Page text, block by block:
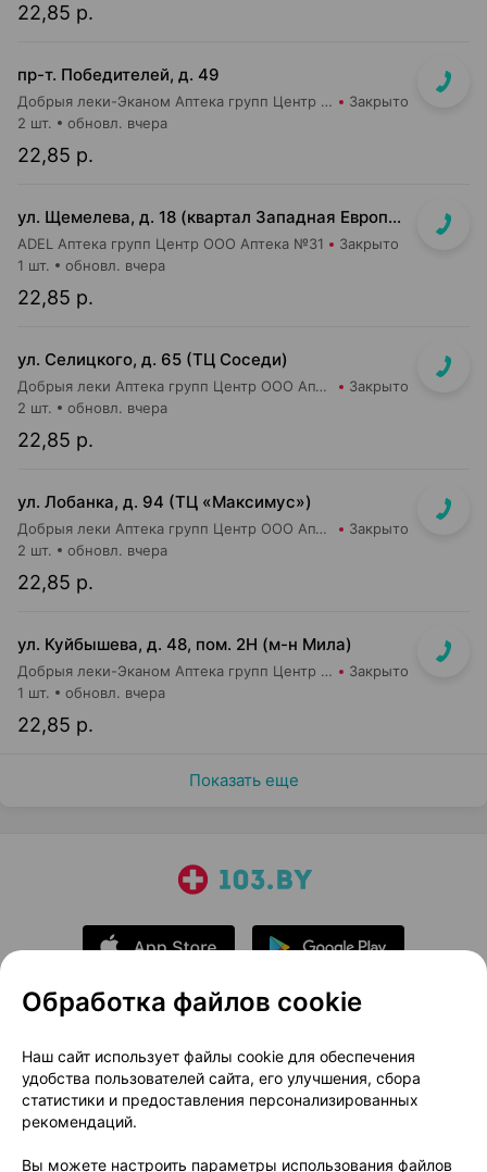
22,85 р.
пр-т. Победителей, д. 49
Добрыя леки-Эканом Аптека групп Центр ООО Аптека №24 Закрыто
22,85 р.
2 шт. обновл. вчера
ул. Щемелева, д. 18 (квартал Западная Европа, д. Амстердам)
ADEL Аптека групп Центр ООО Аптека №31 Закрыто
22,85 р.
1 шт. обновл. вчера
ул. Селицкого, д. 65 (ТЦ Соседи)
Добрыя леки Аптека групп Центр ООО Аптека №47 Закрыто
22,85 р.
2 шт. обновл. вчера
ул. Лобанка, д. 94 (ТЦ «Максимус»)
Добрыя леки Аптека групп Центр ООО Аптека №3 Закрыто
22,85 р.
2 шт. обновл. вчера
ул. Куйбышева, д. 48, пом. 2Н (м-н Мила)
Добрыя леки-Эканом Аптека групп Центр ООО Аптека №91 Закрыто
22,85 р.
1 шт. обновл. вчера
Показать еще
О проекте
Новости проекта
Размещение рекламы
Медицинский маркетинг
Публичный договор
Доставка
Обработка файлов cookie
Наш сайт использует файлы cookie для обеспечения
удобства пользователей сайта, его улучшения, сбора
статистики и предоставления персонализированных
рекомендаций.
Вы можете настроить параметры использования файлов